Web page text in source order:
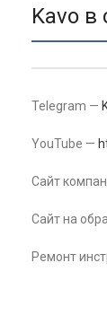
Kavo в
Telegram —
YouTube —
Сайт
Сайт на
Ремонт